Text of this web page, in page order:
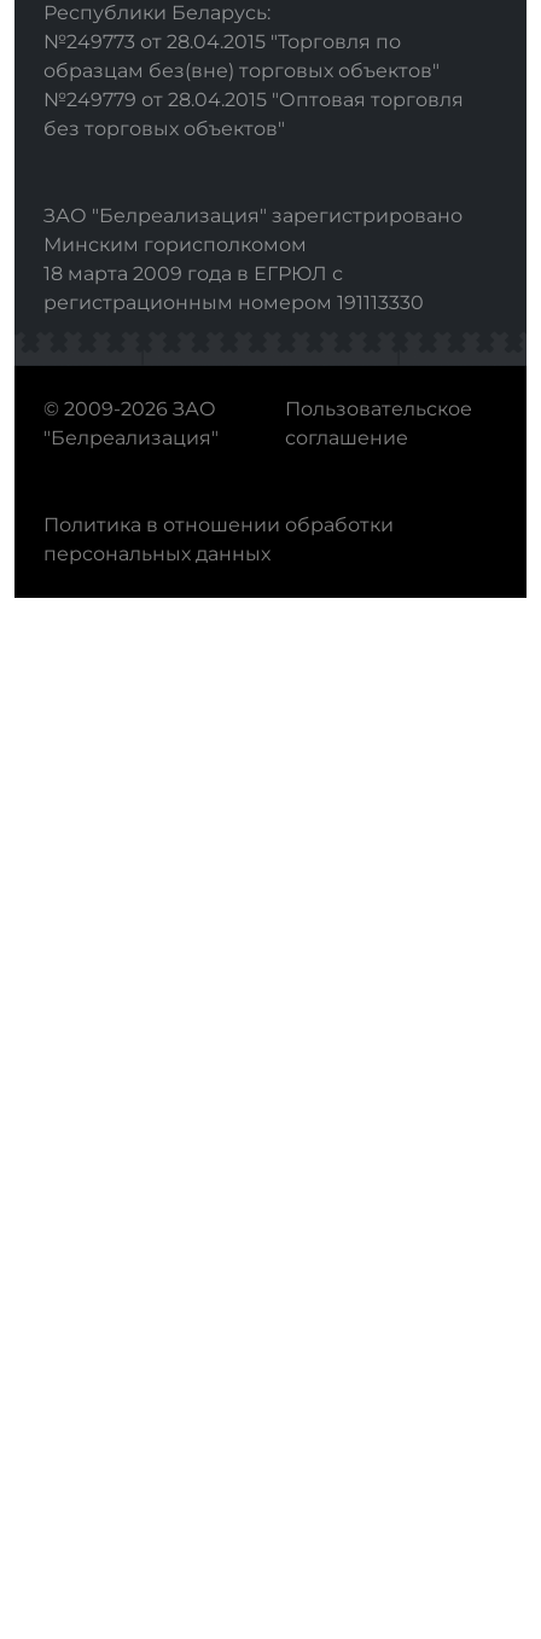
Республики Беларусь:
№249773 от 28.04.2015 "Торговля по
образцам без(вне) торговых объектов"
№249779 от 28.04.2015 "Оптовая торговля
без торговых объектов"
ЗАО "Белреализация" зарегистрировано
Минским горисполкомом
18 марта 2009 года в ЕГРЮЛ с
регистрационным номером 191113330
© 2009-2026 ЗАО
"Белреализация"
Пользовательское
соглашение
Политика в отношении обработки
персональных данных